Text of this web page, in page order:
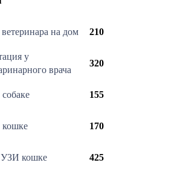
на дом 210
у
врача
320
155
170
УЗИ кошке 425